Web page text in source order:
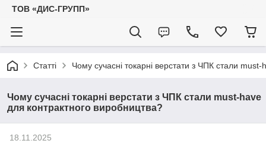
ТОВ «ДИС-ГРУПП»
Статті Чому сучасні токарні верстати з ЧПК стали
Чому сучасні токарні верстати з ЧПК стали must-have
для контрактного виробництва?
18.11.2025